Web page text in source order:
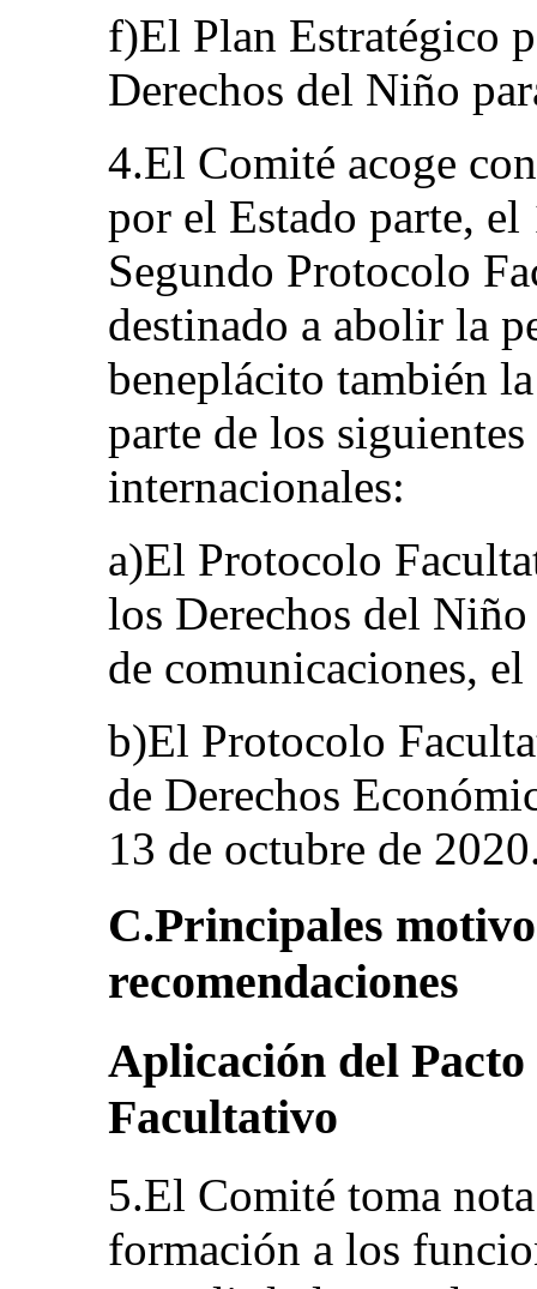
f)El Plan Estratégico
Derechos del Niño
4.El Comité acoge
por el Estado parte,
Segundo Protocolo
destinado a abolir la
beneplácito también
parte de los
internacionales:
a)El Protocolo
los Derechos del
de comunicaciones,
b)El Protocolo
de Derechos
13 de octubre de
C.Principales
recomendaciones
Aplicación del
Facultativo
5.El Comité toma
formación a los